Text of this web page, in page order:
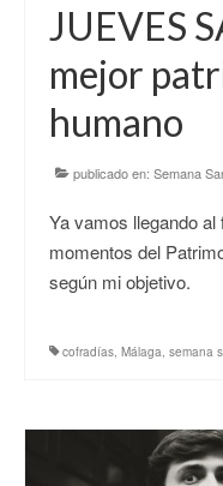
JUEVES
mejor
humano
publicado en: Semana
Ya vamos llegando
momentos del
según mi objetivo.
cofradías, Málaga, semana